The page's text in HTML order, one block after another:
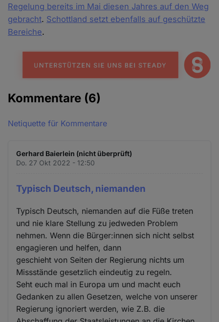
Regelung bereits im Mai diesen Jahres auf den Weg
gebracht. Schottland setzt ebenfalls auf geschützte
Bereiche.
Kommentare (6)
Netiquette für Kommentare
Gerhard Baierlein (nicht überprüft)
Do. 27 Okt 2022 - 12:50
Typisch Deutsch, niemanden
Typisch Deutsch, niemanden auf die Füße treten
und nie klare Stellung zu jedweden Problem
nehmen. Wenn die Bürger:innen sich nicht selbst
engagieren und helfen, dann
geschieht von Seiten der Regierung nichts um
Missstände gesetzlich eindeutig zu regeln.
Seht euch mal in Europa um und macht euch
Gedanken zu allen Gesetzen, welche von unserer
Regierung ignoriert werden, wie Z.B. die